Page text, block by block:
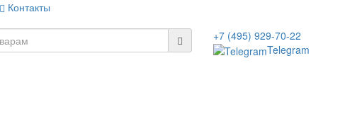
Контакты
+7 (495) 929-70-22
Telegram